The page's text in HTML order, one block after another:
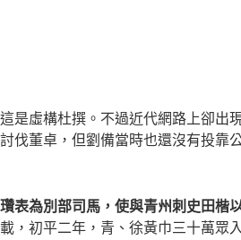
是虛構杜撰。不過近代網路上卻
伐董卓，但劉備當時也還沒有投靠
表為別部司馬，使與青州刺史田楷
，初平二年，青、徐黃巾三十萬